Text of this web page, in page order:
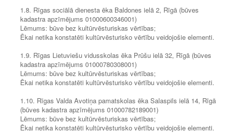
1.8. Rīgas sociālā dienesta ēka Baldones ielā 2, Rīgā (būves
kadastra apzīmējums 01000600346001)
Lēmums: būve bez kultūrvēsturiskas vērtības;
Ēkai netika konstatēti kultūrvēsturisko vērtību veidojošie elementi.
1.9. Rīgas Lietuviešu vidusskolas ēka Prūšu ielā 32, Rīgā (būves
kadastra apzīmējums 01000780308001)
Lēmums: būve bez kultūrvēsturiskas vērtības;
Ēkai netika konstatēti kultūrvēsturisko vērtību veidojošie elementi.
1.10. Rīgas Valda Avotiņa pamatskolas ēka Salaspils ielā 14, Rīgā
(būves kadastra apzīmējums 01000782189001)
Lēmums: būve bez kultūrvēsturiskas vērtības;
Ēkai netika konstatēti kultūrvēsturisko vērtību veidojošie elementi.